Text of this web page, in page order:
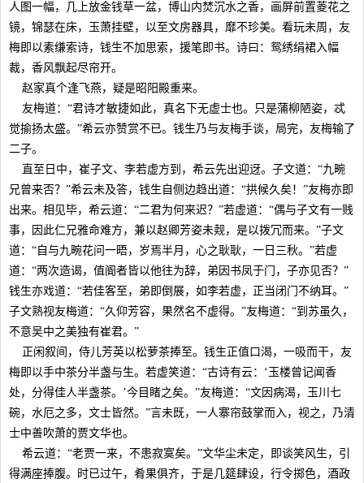
人图一幅，几上放金钱草一盆，博山内焚沉水之香，画屏前置菱花之
镜，锦瑟在床，玉萧挂壁，以至文房器具，靡不珍美。看玩未周，友
梅即以素缣索诗，钱生不加思索，援笔即书。诗曰：鸳绣绢裙入幅
裁，香风飘起尽帘开。
赵家真个逢飞燕，疑是昭阳殿重来。
友梅道：“君诗才敏捷如此，真名下无虚士也。只是蒲柳陋姿，忒
觉揄扬太盛。”希云亦赞赏不已。钱生乃与友梅手谈，局完，友梅输了
二子。
直至日中，崔子文、李若虚方到，希云先出迎迓。子文道：“九畹
兄曾来否？”希云未及答，钱生自侧边趋出道：“拱候久矣！”友梅亦即
出来。相见毕，希云道：“二君为何来迟？”若虚道：“偶与子文有一贱
事，因此仁兄雅命难方，兼以赵卿芳姿未觌，是以拨冗而来。”子文
道：“自与九畹花问一晤，岁焉半月，心之耿耿，一日三秋。”若虚
道：“两次造谒，值阍者皆以他往为辞，弟因书凤于门，子亦见否？”
钱生亦戏道：“若佳客至，弟即倒展，如李若虚，正当闭门不纳耳。”
子文熟视友梅道：“久仰芳容，果然名不虚得。”友梅道：“到苏虽久，
不意吴中之美独有崔君。”
正闲叙间，侍儿芳英以松萝茶捧至。钱生正值口渴，一吸而干，友
梅即以手中茶分半盏与生。若虚笑道：“古诗有云：‘玉楼曾记闻香
处，分得佳人半盏茶。’今目睹之矣。”友梅道：“文因病渴，玉川七
碗，水厄之多，文士皆然。”言未既，一人寨帘鼓掌而入，视之，乃清
士中善吹萧的贾文华也。
希云道：“老贾一来，不患寂寞矣。”文华尘未定，即谈笑风生，引
得满座捧腹。时已过午，肴果俱齐，于是几筵肆设，行令掷色，酒政